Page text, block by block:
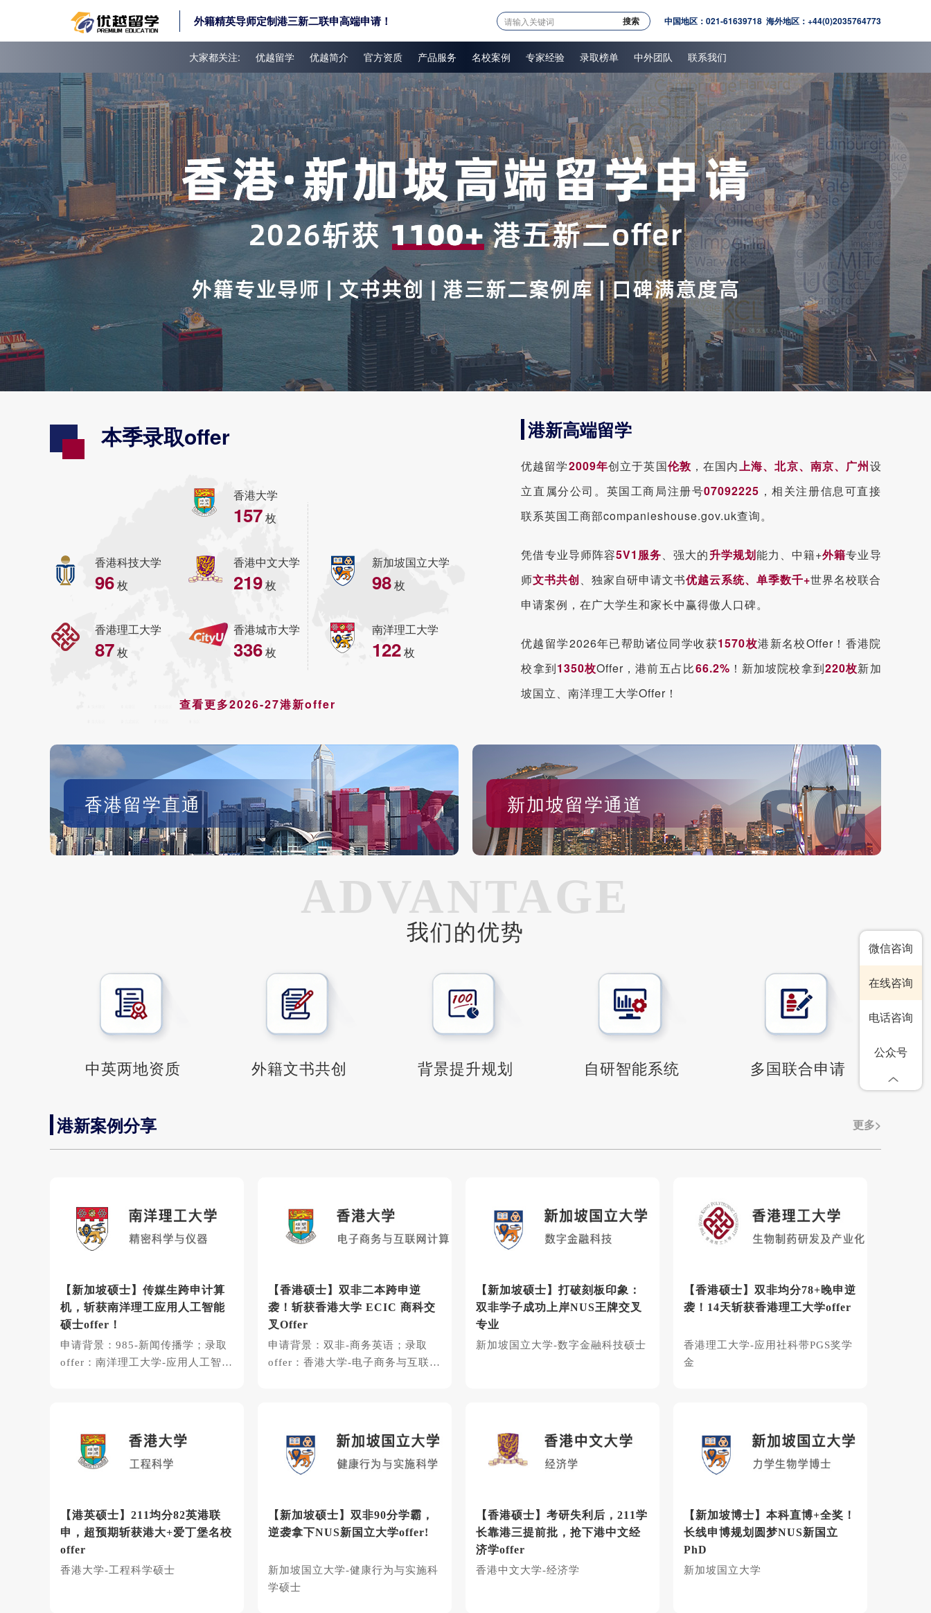
外籍精英导师定制港三新二联申高端申请！ 中国地区：021-61639718 海外地区：+44(0)2035764773
搜索
大家都关注: 优越留学 优越简介 官方资质 产品服务 名校案例 专家经验 录取榜单 中外团队 联系我们
本季录取offer
香港大学
157枚
香港科技大学
96枚
香港中文大学
219枚
新加坡国立大学
98枚
香港理工大学
87枚
香港城市大学
336枚
南洋理工大学
122枚
查看更多2026-27港新offer
港新高端留学
优越留学2009年创立于英国伦敦 ，在国内上海、北京、南京、广州设
立直属分公司。英国工商局注册号07092225 ，相关注册信息可直接
联系英国工商部companieshouse.gov.uk查询。
凭借专业导师阵容5V1服务、强大的升学规划能力、中籍+外籍专业导
师文书共创、独家自研申请文书优越云系统、单季数千+世界名校联合
申请案例，在广大学生和家长中赢得傲人口碑。
优越留学2026年已帮助诸位同学收获1570枚港新名校Offer！香港院
校拿到1350枚Offer，港前五占比66.2% ！新加坡院校拿到220枚新加
坡国立、南洋理工大学Offer！
香港留学直通 新加坡留学通道
ADVANTAGE
我们的优势
中英两地资质 外籍文书共创 背景提升规划 自研智能系统 多国联合申请
港新案例分享 更多>
【新加坡硕士】传媒生跨申计算
机，斩获南洋理工应用人工智能
硕士offer！
申请背景：985-新闻传播学；录取
offer：南洋理工大学-应用人工智能
【香港硕士】双非二本跨申逆
袭！斩获香港大学 ECIC 商科交
叉Offer
申请背景：双非-商务英语；录取
offer：香港大学-电子商务与互联网
【新加坡硕士】​打破刻板印象：
双非学子成功上岸NUS王牌交叉
专业
新加坡国立大学-数字金融科技硕士
【香港硕士】双非均分78+晚申逆
袭！14天斩获香港理工大学offer
香港理工大学-应用社科带PGS奖学
金
【港英硕士】​211均分82英港联
申，超预期斩获港大+爱丁堡名校
offer
香港大学-工程科学硕士
【新加坡硕士】​双非90分学霸，
逆袭拿下NUS新国立大学offer!
新加坡国立大学-健康行为与实施科
学硕士
【香港硕士】考研失利后，211学
长靠港三提前批，抢下港中文经
济学offer
香港中文大学-经济学
【新加坡博士】本科直博+全奖！
长线申博规划圆梦NUS新国立
PhD
新加坡国立大学
微信咨询
在线咨询
电话咨询
公众号